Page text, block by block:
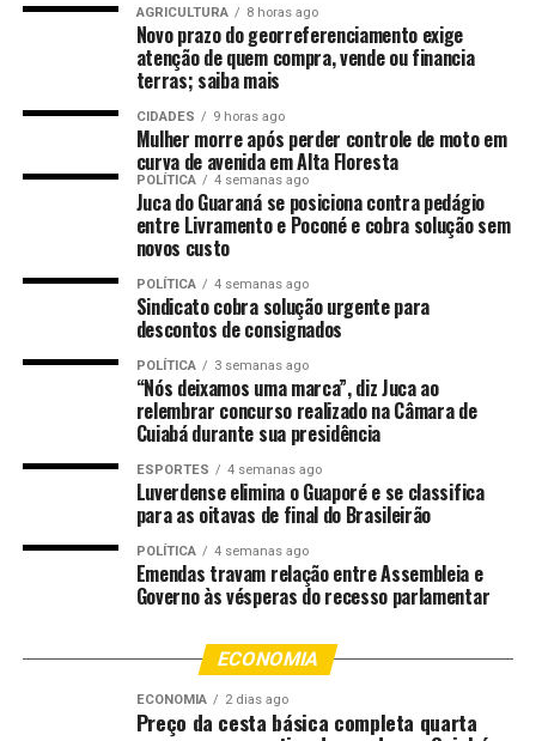
adolescência e os prejuízos causados pelo trabalho
infantil, estimulando o diálogo com crianças e
adolescentes sobre seus direitos.
O encerramento da programação ocorreu nesta sexta-
feira (26), com uma palestra destinada ao público
atendido pelo CREAS, ministrada pela coordenação do
Centro Estadual de Referência em Saúde do Trabalhador
(CETRAP-MT), ampliando as discussões sobre a
prevenção e o enfrentamento às diversas formas de
violação de direitos envolvendo crianças e adolescentes.
A secretária municipal de Assistência Social, Cristina
Saito, destacou que o Junho PETI vai além de uma
campanha de conscientização, sendo um importante
instrumento de mobilização social.
“Encerramos mais uma edição do Junho PETI com a
certeza de que investir na conscientização é uma das
formas mais eficazes de prevenir o trabalho infantil.
Cada ação realizada ao longo desta semana teve o
propósito de fortalecer a rede de proteção e sensibilizar
a sociedade sobre a responsabilidade coletiva de garantir
que nossas crianças e adolescentes tenham acesso à
educação, ao lazer e ao desenvolvimento saudável. A
Prefeitura de Várzea Grande continuará trabalhando
AGRICULTURA 8 horas ago
Novo prazo do georreferenciamento exige
atenção de quem compra, vende ou financia
terras; saiba mais
CIDADES 9 horas ago
Mulher morre após perder controle de moto em
curva de avenida em Alta Floresta
POLÍTICA 4 semanas ago
Juca do Guaraná se posiciona contra pedágio
entre Livramento e Poconé e cobra solução sem
novos custo
POLÍTICA 4 semanas ago
Sindicato cobra solução urgente para
descontos de consignados
POLÍTICA 3 semanas ago
“Nós deixamos uma marca”, diz Juca ao
relembrar concurso realizado na Câmara de
Cuiabá durante sua presidência
ESPORTES 4 semanas ago
Luverdense elimina o Guaporé e se classifica
para as oitavas de final do Brasileirão
POLÍTICA 4 semanas ago
Emendas travam relação entre Assembleia e
Governo às vésperas do recesso parlamentar
ECONOMIA
ECONOMIA 2 dias ago
Preço da cesta básica completa quarta